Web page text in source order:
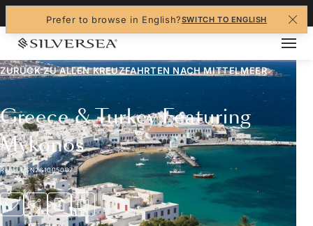
Prefer to browse in English?SWITCH TO ENGLISH
ZURÜCK ZU ALLENKREUZFAHRTEN NACH MITTELMEER
Greece & Turkey Featuring
Mykonos
Reise#SN261005007